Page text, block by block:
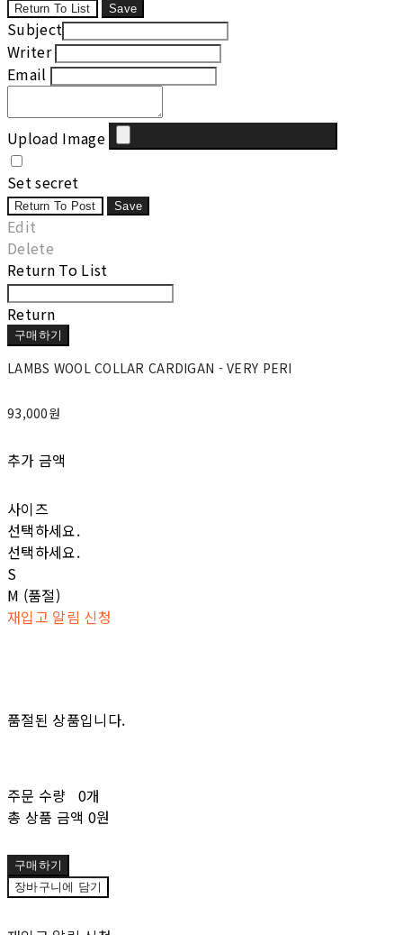
Return To List Save
Subject
Writer
Email
Upload Image
Set secret
Return To Post Save
Edit
Delete
Return To List
Return
구매하기
LAMBS WOOL COLLAR CARDIGAN - VERY PERI
93,000원
추가 금액
사이즈
선택하세요.
선택하세요.
S
M (품절)
재입고 알림 신청
품절된 상품입니다.
주문 수량 0개
총 상품 금액 0원
구매하기
장바구니에 담기